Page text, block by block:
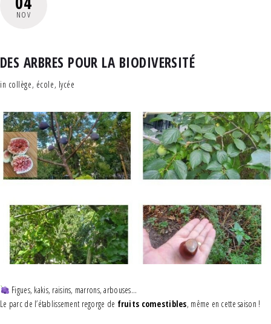
NOV
DES ARBRES POUR LA BIODIVERSITÉ
in collège, école, lycée
Figues, kakis, raisins, marrons, arbouses…
Le parc de l’établissement regorge de fruits comestibles, même en cette saison !